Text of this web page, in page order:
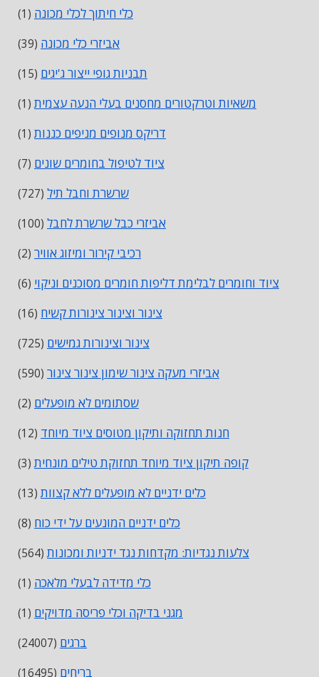
כלי חיתוך לכלי מכונה (1)
אביזרי כלי מכונה (39)
תבניות גופי ייצור ג'יגים (15)
משאיות וטרקטורים מחסנים בעלי הנעה עצמית(1)
דריקס מנופים מניפים כננות(1)
ציוד לטיפול בחומרים שונים (7)
שרשרת וחבל תיל (727)
אביזרי כבל שרשרת לחבל (100)
רכיבי קירור ומיזוג אוויר (2)
ציוד וחומרים לבלימת דליפות חומרים מסוכנים וניקוי (6)
צינור וצינור צינורות קשיח (16)
צינור וצינורות גמישים (725)
אביזרי מעקה צינור שימון צינור צינור (590)
שסתומים לא מופעלים (2)
חנות תחזוקה ותיקון מטוסים ציוד מיוחד (12)
קופה תיקון ציוד מיוחד תחזוקת טילים מונחית(3)
כלים ידניים לא מופעלים ללא קצוות(13)
כלים ידניים המונעים על ידי כוח (8)
צלעות נגדיות: מקדחות נגד ידניות ומכונות(564)
כלי מדידה לבעלי מלאכה (1)
מגני בדיקה וכלי פריסה מדויקים (1)
ברגים (24007)
בריחים (16495)